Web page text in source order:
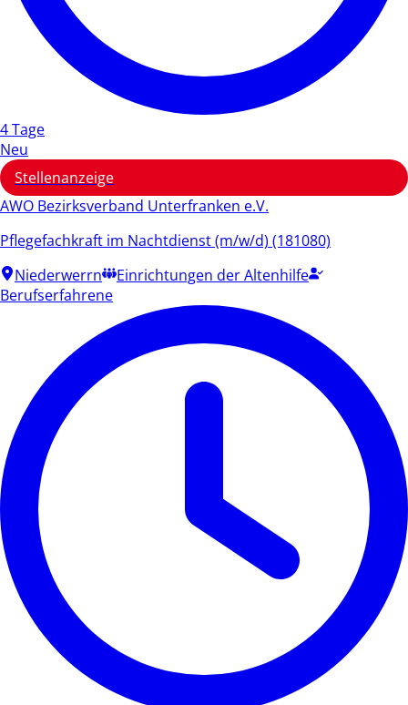
4 Tage
Neu
Stellenanzeige
AWO Bezirksverband Unterfranken e.V.
Pflegefachkraft im Nachtdienst (m/w/d) (181080)
Niederwerrn
Einrichtungen der Altenhilfe
Berufserfahrene